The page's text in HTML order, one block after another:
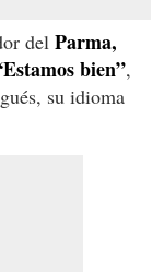
del Parma,
bien”,
su idioma